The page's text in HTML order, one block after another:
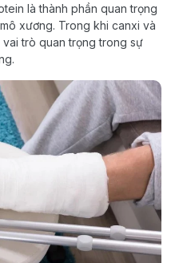
là thành phần quan trọng
xương. Trong khi canxi và
trò quan trọng trong sự